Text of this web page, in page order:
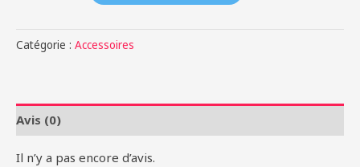
bleue
Catégorie : Accessoires
Avis (0)
Il n’y a pas encore d’avis.